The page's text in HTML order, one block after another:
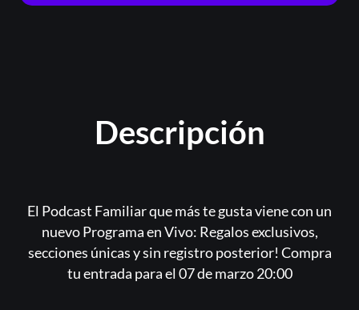
Descripción
El Podcast Familiar que más te gusta viene con un
nuevo Programa en Vivo: Regalos exclusivos,
secciones únicas y sin registro posterior! Compra
tu entrada para el 07 de marzo 20:00